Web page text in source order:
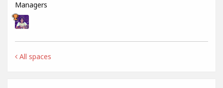
Managers
All spaces